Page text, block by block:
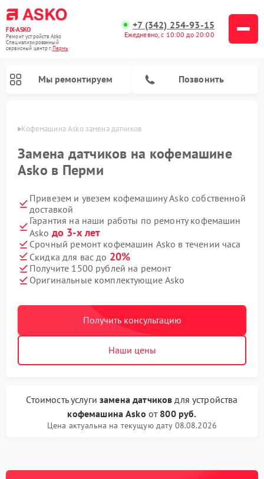
FIX-ASKO
Ремонт устройств Asko
Специализированный
cервисный центр г.Пермь
+7 (342) 254-93-15
Ежедневно, с 10:00 до 20:00
Мы ремонтируем Позвонить
Кофемашина Asko замена датчиков
Замена датчиков на кофемашине
Asko в Перми
Привезем и увезем кофемашину Asko собственной
доставкой
Гарантия на наши работы по ремонту кофемашин
Asko до 3-х лет
Срочный ремонт кофемашин Asko в течении часа
Скидка для вас до 20%
Получите 1500 рублей на ремонт
Оригинальные комплектующие Asko
Получить консультацию
Наши цены
Стоимость услугизамена датчиков для устройства
кофемашина Asko от 800 руб.
Цена актуальна на текущую дату 08.08.2026